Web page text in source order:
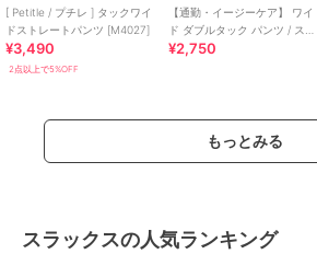
[ Petitle / プチレ ] タックワイ
ドストレートパンツ [M4027]
¥3,490
2点以上で5%OFF
【通勤・イージーケア】 ワイ
ド ダブルタック パンツ / スラ
ックス 【mil (ミル)】
¥2,750
もっとみる
スラックスの人気ランキング